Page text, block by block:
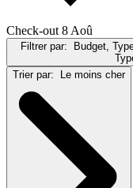
Check-out 8 Aoû
Filtrer par:
Budget,
Trier par:
Le moins cher